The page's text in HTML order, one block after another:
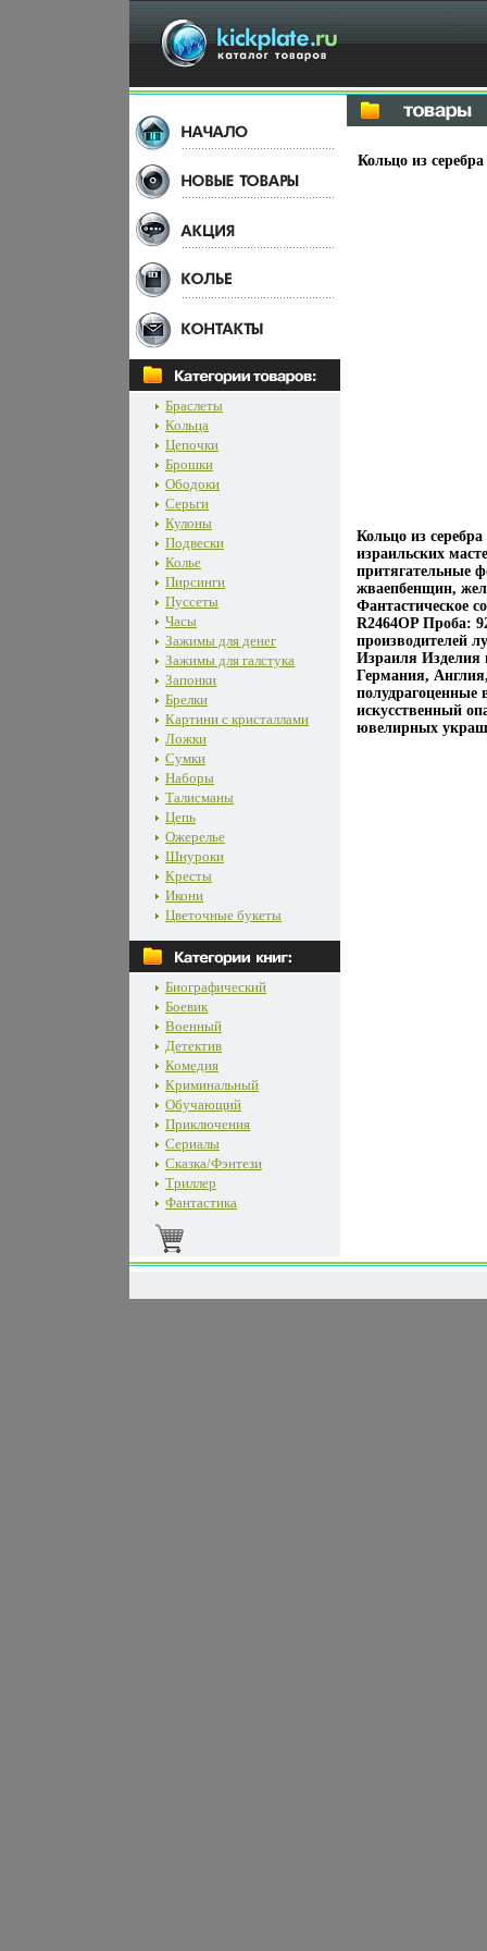
Браслеты
Кольца
Цепочки
Брошки
Ободоки
Серьги
Кулоны
Подвески
Колье
Пирсинги
Пуссеты
Часы
Зажимы для денег
Зажимы для галстука
Запонки
Брелки
Картини с кристаллами
Ложки
Сумки
Наборы
Талисманы
Цепь
Ожерелье
Шнуроки
Кресты
Икони
Цветочные букеты
Биографический
Боевик
Военный
Детектив
Комедия
Криминальный
Обучающий
Приключения
Сериалы
Сказка/Фэнтези
Триллер
Фантастика
Кольцо из
Кольцо из
израильских
притягательные
жваепбенщин,
Фантастическое
R2464OP Проба:
производителей
Израиля
Германия,
полудрагоценные
искусственный
ювелирных